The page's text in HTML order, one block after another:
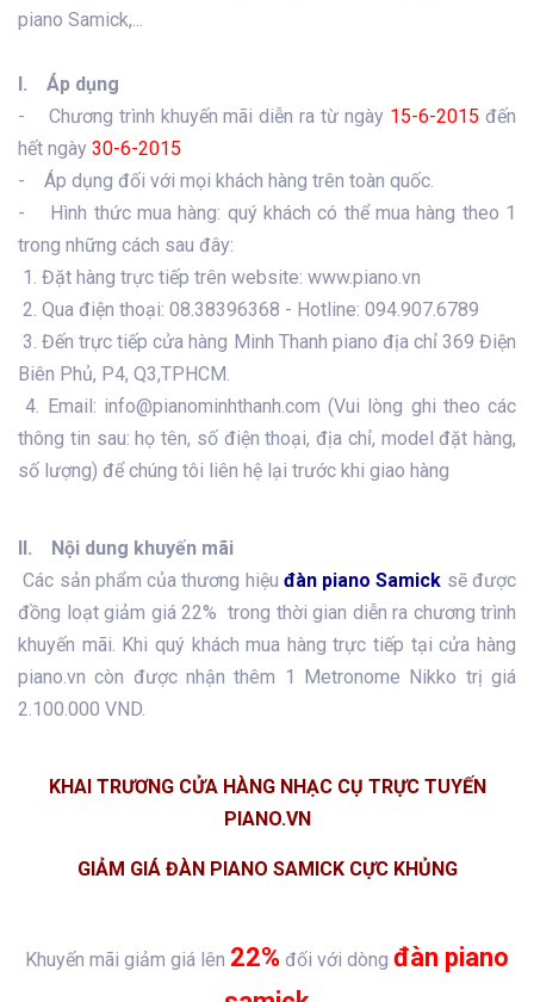
piano Samick,...
I. Áp dụng
- Chương trình khuyến mãi diễn ra từ ngày 15-6-2015 đến
hết ngày 30-6-2015
- Áp dụng đối với mọi khách hàng trên toàn quốc.
- Hình thức mua hàng: quý khách có thể mua hàng theo 1
trong những cách sau đây:
1. Đặt hàng trực tiếp trên website: www.piano.vn
2. Qua điện thoại: 08.38396368 - Hotline: 094.907.6789
3. Đến trực tiếp cửa hàng Minh Thanh piano địa chỉ 369 Điện
Biên Phủ, P4, Q3,TPHCM.
4. Email: info@pianominhthanh.com (Vui lòng ghi theo các
thông tin sau: họ tên, số điện thoại, địa chỉ, model đặt hàng,
số lượng) để chúng tôi liên hệ lại trước khi giao hàng
II. Nội dung khuyến mãi
Các sản phẩm của thương hiệu đàn piano Samick sẽ được
đồng loạt giảm giá 22% trong thời gian diễn ra chương trình
khuyến mãi. Khi quý khách mua hàng trực tiếp tại cửa hàng
piano.vn còn được nhận thêm 1 Metronome Nikko trị giá
2.100.000 VND.
KHAI TRƯƠNG CỬA HÀNG NHẠC CỤ TRỰC TUYẾN
PIANO.VN
GIẢM GIÁ ĐÀN PIANO SAMICK CỰC KHỦNG
Khuyến mãi giảm giá lên 22% đối với dòng đàn piano